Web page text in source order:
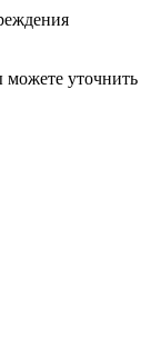
уточнить